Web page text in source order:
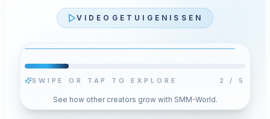
VIDEOGETUIGENISSEN
Druk op Afspelen om voor deze video YouTube’s
SWIPE OR TAP TO EXPLORE 2 / 5
See how other creators grow with SMM-World.